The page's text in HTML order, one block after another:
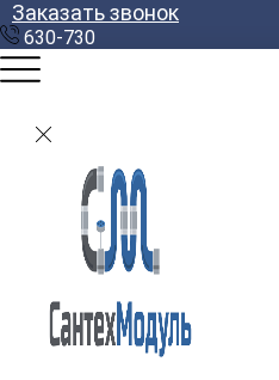
Заказать звонок
630-730